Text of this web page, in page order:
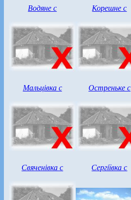
Водяне с Корешне с
Мальцівка с Остреньке с
Свяченівка с Сергіївка с